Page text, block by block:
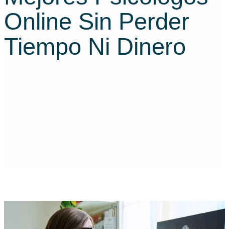
Online Sin Perder
Tiempo Ni Dinero